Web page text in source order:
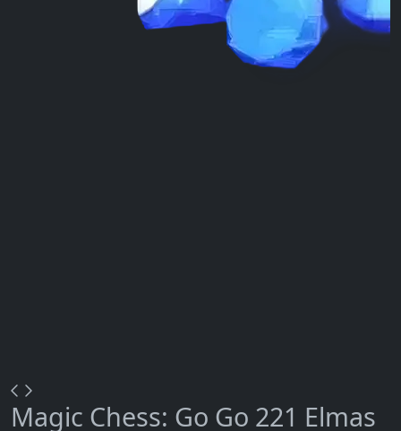
Magic Chess: Go Go 221 Elmas